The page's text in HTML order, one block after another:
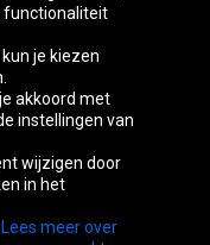
Éire
Magyarország
Kingdom
functionaliteit
kun je kiezen
akkoord met
instellingen van
wijzigen door
in het
Lees meer over